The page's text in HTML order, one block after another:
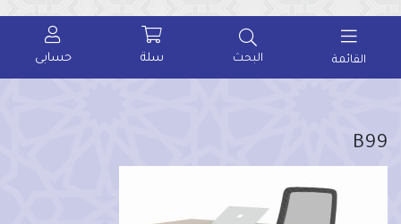
القائمة البحث سلة حسابى
B99